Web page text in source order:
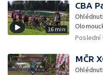
16 min
CBA
Poslední
MČR